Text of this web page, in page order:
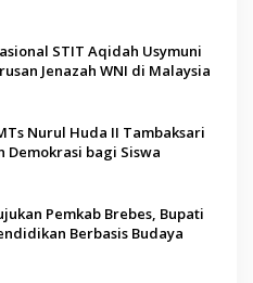
STIT Aqidah Usymuni
Jenazah WNI di Malaysia
Nurul Huda II Tambaksari
Demokrasi bagi Siswa
Pemkab Brebes, Bupati
Berbasis Budaya